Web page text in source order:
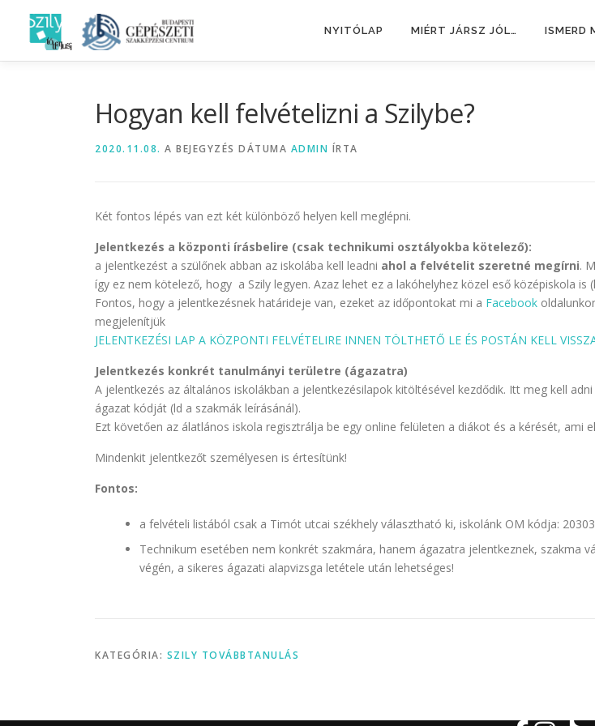
tartalomhoz
NYITÓLAP MIÉRT JÁRSZ JÓL… ISMERD
Hogyan kell felvételizni a Szilybe?
2020.11.08. A BEJEGYZÉS DÁTUMA ADMIN ÍRTA
Két fontos lépés van ezt két különböző helyen kell meglépni.
Jelentkezés a központi írásbelire (csak technikumi osztályokba kötelező):
a jelentkezést a szülőnek abban az iskolába kell leadni ahol a felvételit szeretné megírni.
így ez nem kötelező, hogy a Szily legyen. Azaz lehet ez a lakóhelyhez közel eső középiskola is
Fontos, hogy a jelentkezésnek határideje van, ezeket az időpontokat mi a Facebook
megjelenítjük
JELENTKEZÉSI LAP A KÖZPONTI FELVÉTELIRE INNEN TÖLTHETŐ LE ÉS POSTÁN KELL
Jelentkezés konkrét tanulmányi területre (ágazatra)
A jelentkezés az általános iskolákban a jelentkezésilapok kitöltésével kezdődik. Itt meg kell
ágazat kódját (ld a szakmák leírásánál).
Ezt követően az álatlános iskola regisztrálja be egy online felületen a diákot és a kérését, ami
Mindenkit jelentkezőt személyesen is értesítünk!
Fontos:
a felvételi listából csak a Timót utcai székhely választható ki, iskolánk OM kódja:
Technikum esetében nem konkrét szakmára, hanem ágazatra jelentkeznek, szakma
végén, a sikeres ágazati alapvizsga letétele után lehetséges!
KATEGÓRIA: SZILY TOVÁBBTANULÁS